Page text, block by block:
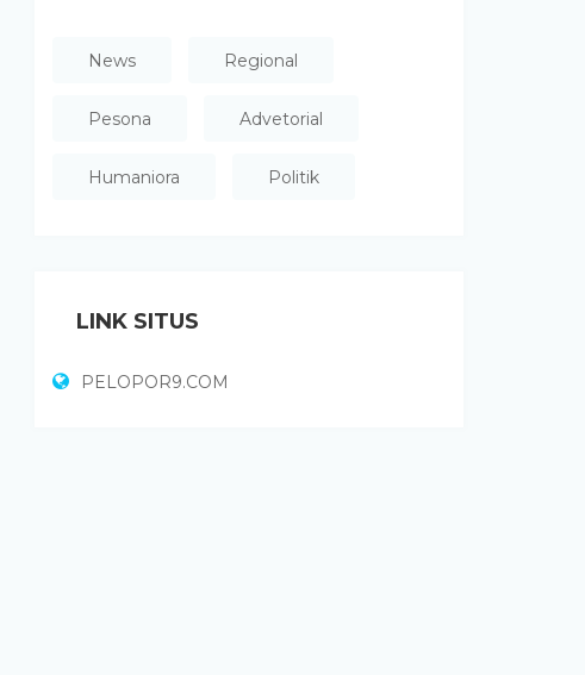
News Regional
Pesona Advetorial
Humaniora Politik
LINK SITUS
PELOPOR9.COM